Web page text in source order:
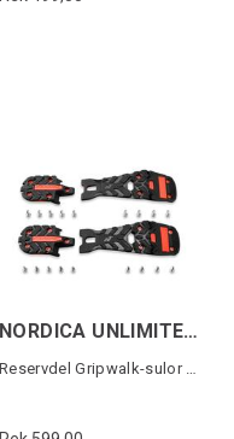
NORDICA UNLIMITED GW PU SOLES
Reservdel Gripwalk-sulor (1 par)